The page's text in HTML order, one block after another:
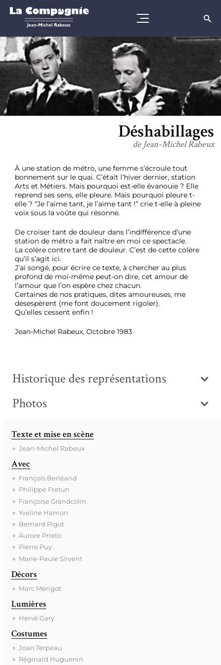
Déshabillages
de Jean-Michel Rabeux
Texte et mise en scène
Jean-Michel Rabeux
Avec
François Berléand
Philippe Fretun
Françoise Grandcolin
Yveline Hamon
Bernard Pigot
Aurore Prieto
Pierre Puy
Marie-Paule Sirvent
Décors
Marc Mérigot
Lumières
Hervé Gary
Costumes
Joan Terpeau
Réginald Huguenin
À une station de métro, une femme s’écroule tout
bonnement sur le quai. C’était l’hiver dernier, station
Arts et Métiers. Mais pourquoi est-elle évanouie ? Elle
reprend ses sens, elle pleure. Mais pourquoi pleure t-
elle ? “Je l’aime tant, je l’aime tant !” crie t-elle à pleine
voix sous la voûte qui résonne.
De croiser tant de douleur dans l’indifférence d’une
station de métro a fait naître en moi ce spectacle.
La colère contre tant de douleur. C’est de cette colère
qu’il s’agit ici.
J’ai songé, pour écrire ce texte, à chercher au plus
profond de moi-même peut-on dire, cet amour de
l’amour que l’on espère chez chacun.
Certaines de nos pratiques, dites amoureuses, me
désespèrent (me font doucement rigoler).
Qu’elles cessent enfin !
Jean-Michel Rabeux, Octobre 1983
Historique des représentations
Photos